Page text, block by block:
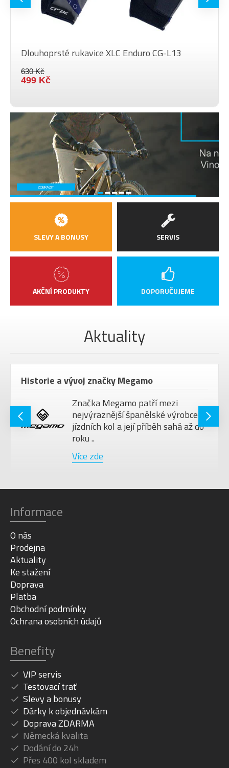
Dlouhoprsté rukavice XLC Enduro CG-L13
630 Kč
499 Kč
ZOBRAZIT
SLEVY A BONUSY
AKČNÍ PRODUKTY
SERVIS
DOPORUČUJEME
Aktuality
Historie a vývoj značky Megamo
Značka Megamo patří mezi
nejvýraznější španělské výrobce
jízdních kol a její příběh sahá až do
roku ..
Více zde
Informace
O nás
Prodejna
Aktuality
Ke stažení
Doprava
Platba
Obchodní podmínky
Ochrana osobních údajů
Benefity
VIP servis
Testovací trať
Slevy a bonusy
Dárky k objednávkám
Doprava ZDARMA
Německá kvalita
Dodání do 24h
Přes 400 kol skladem